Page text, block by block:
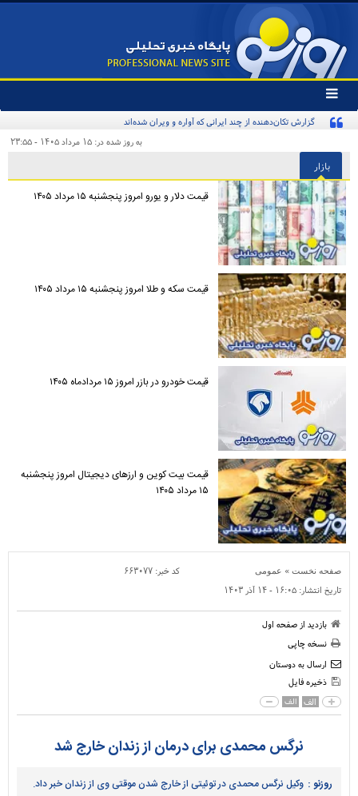
تغییر
وضعیت
منوی
ها
گزارش تکان‌دهنده از چند ایرانی که آواره و ویران شده‌اند
به روز شده در: ۱۵ مرداد ۱۴۰۵ - ۲۳:۵۵
بازار
قیمت دلار و یورو امروز پنجشنبه ۱۵ مرداد ۱۴۰۵
قیمت سکه و طلا امروز پنجشنبه ۱۵ مرداد ۱۴۰۵
قیمت خودرو در بازر امروز ۱۵ مردادماه ۱۴۰۵
قیمت بیت کوین و ارز‌های دیجیتال امروز پنجشنبه
۱۵ مرداد ۱۴۰۵
صفحه نخست » عمومی کد خبر: ۶۶۳۰۷۷
تاریخ انتشار: ۱۶:۰۵ - ۱۴ آذر ۱۴۰۳
بازدید از صفحه اول
نسخه چاپی
ارسال به دوستان
ذخیره فایل
الف الف
نرگس محمدی برای درمان از زندان خارج شد
روزنو : وکیل نرگس محمدی در توئیتی از خارج شدن موقتی وی از زندان خبر داد.